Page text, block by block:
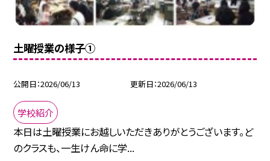
土曜授業の様子①
公開日 2026/06/13 更新日 2026/06/13
学校紹介
本日は土曜授業にお越しいただきありがとうございます。ど
のクラスも、一生けん命に学...